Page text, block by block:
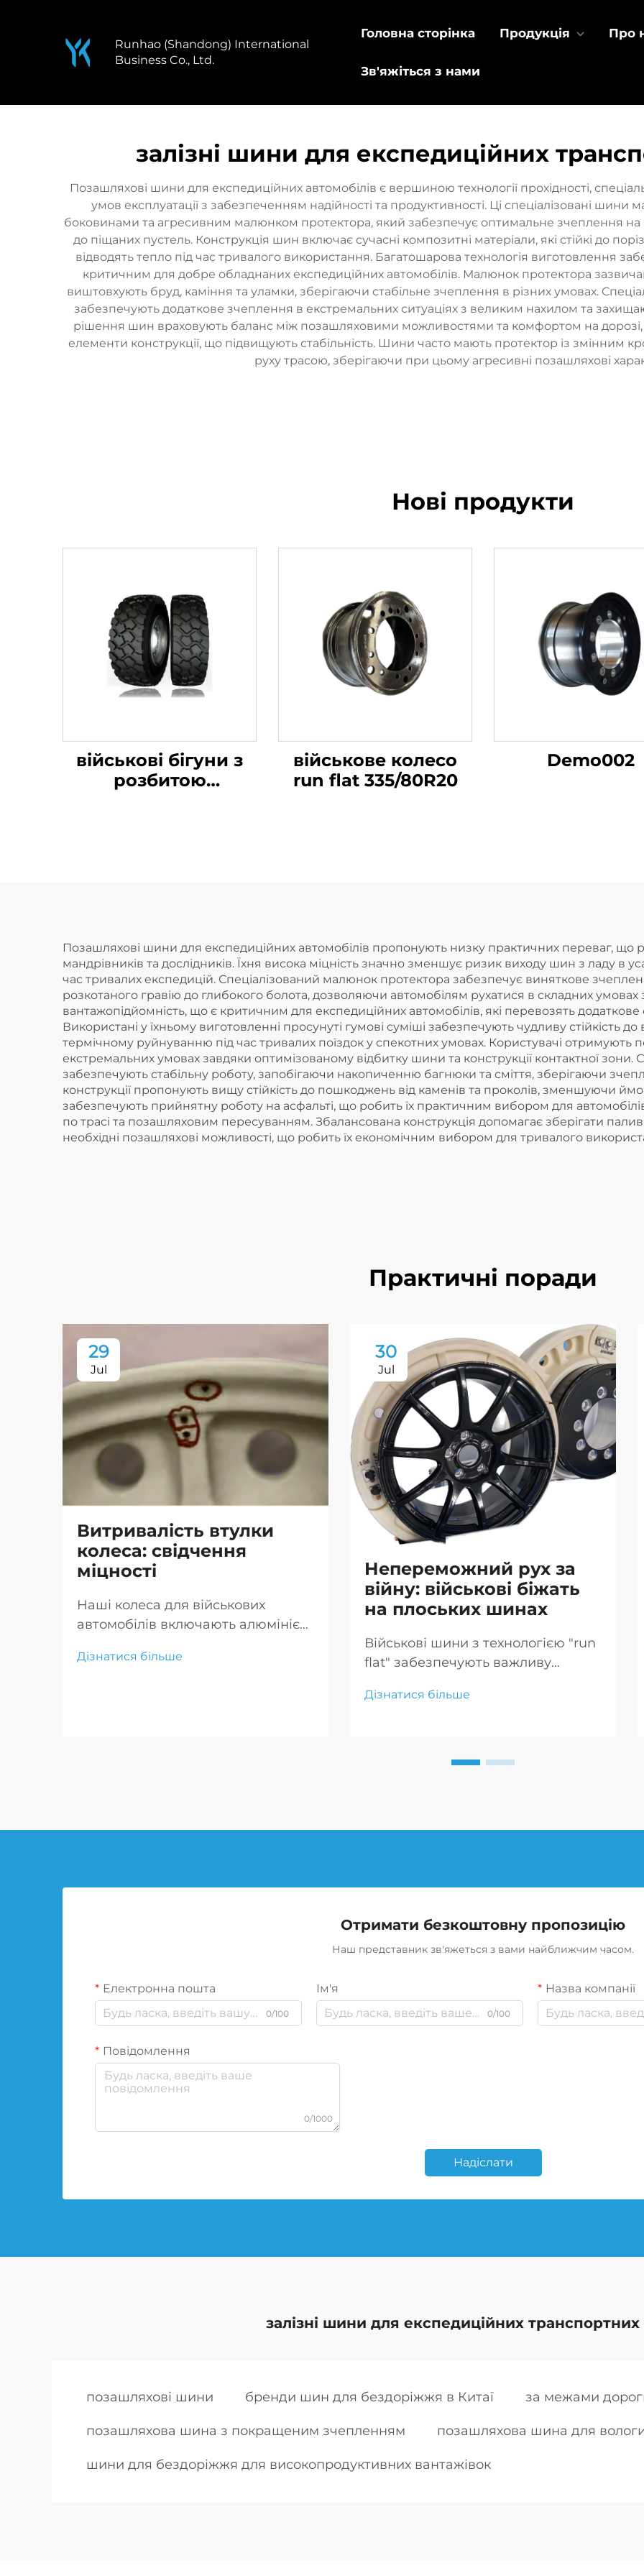
Runhao (Shandong) International
Business Co., Ltd.
Головна сторінка Продукція Про
Зв'яжіться з нами
залізні шини для експедиційних
Позашляхові шини для експедиційних автомобілів є вершиною технології прохідності,
умов експлуатації з забезпеченням надійності та продуктивності. Ці спеціалізовані
боковинами та агресивним малюнком протектора, який забезпечує оптимальне зчеплення на
до піщаних пустель. Конструкція шин включає сучасні композитні матеріали, які стійкі до
відводять тепло під час тривалого використання. Багатошарова технологія виготовлення
критичним для добре обладнаних експедиційних автомобілів. Малюнок протектора
виштовхують бруд, каміння та уламки, зберігаючи стабільне зчеплення в різних умовах.
забезпечують додаткове зчеплення в екстремальних ситуаціях з великим нахилом та
рішення шин враховують баланс між позашляховими можливостями та комфортом на
елементи конструкції, що підвищують стабільність. Шини часто мають протектор із змінним
руху трасою, зберігаючи при цьому агресивні позашляхові
Нові продукти
військові бігуни з
розбитою
військове колесо
run flat 335/80R20
Demo002
Позашляхові шини для експедиційних автомобілів пропонують низку практичних переваг, що
мандрівників та дослідників. Їхня висока міцність значно зменшує ризик виходу шин з ладу в
час тривалих експедицій. Спеціалізований малюнок протектора забезпечує виняткове
розкотаного гравію до глибокого болота, дозволяючи автомобілям рухатися в складних
вантажопідйомність, що є критичним для експедиційних автомобілів, які перевозять додаткове
Використані у їхньому виготовленні просунуті гумові суміші забезпечують чудливу стійкість
термічному руйнуванню під час тривалих поїздок у спекотних умовах. Користувачі
екстремальних умовах завдяки оптимізованому відбитку шини та конструкції контактної
забезпечують стабільну роботу, запобігаючи накопиченню багнюки та сміття, зберігаючи
конструкції пропонують вищу стійкість до пошкоджень від каменів та проколів, зменшуючи
забезпечують прийнятну роботу на асфальті, що робить їх практичним вибором для
по трасі та позашляховим пересуванням. Збалансована конструкція допомагає зберігати
необхідні позашляхові можливості, що робить їх економічним вибором для тривалого
Практичні поради
29
Jul
Витривалість втулки
колеса: свідчення
міцності
Наші колеса для військових
автомобілів включають алюмінієві
застосування та легкосплавні
Дізнатися більше
30
Jul
Непереможний рух за
війну: військові біжать
на плоських шинах
Військові шини з технологією "run
flat" забезпечують важливу
дозволяючи транспортним
для тактичних маневрів і
Дізнатися більше
Отримати безкоштовну пропозицію
Наш представник зв'яжеться з вами найближчим часом.
Електронна пошта
0/100
Ім'я
0/100
Назва компанії
Повідомлення
0/1000
Надіслати
залізні шини для експедиційних транспортних
позашляхові шини бренди шин для бездоріжжя в Китаї за межами
позашляхова шина з покращеним зчепленням позашляхова шина для
шини для бездоріжжя для високопродуктивних вантажівок